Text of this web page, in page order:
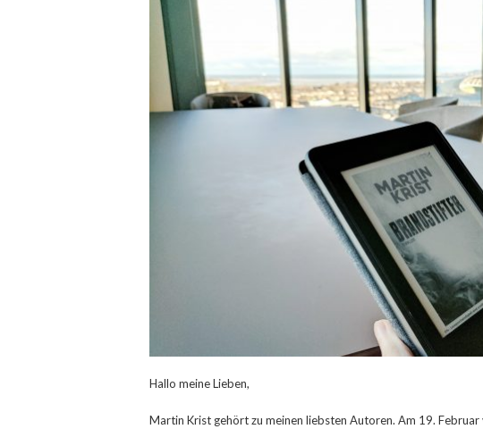
Hallo meine Lieben,
Martin Krist gehört zu meinen liebsten Autoren. Am 19.